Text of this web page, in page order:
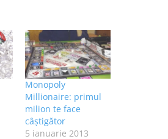
Monopoly
Millionaire: primul
milion te face
câştigător
5 ianuarie 2013